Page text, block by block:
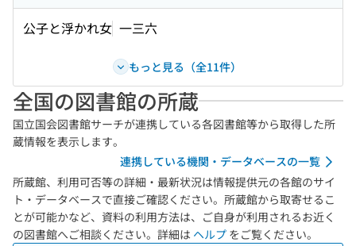
公子と浮かれ女 一三六
もっと見る（全11件）
全国の図書館の所蔵
国立国会図書館サーチが連携している各図書館等から取得した所
蔵情報を表示します。
連携している機関・データベースの一覧
所蔵館、利用可否等の詳細・最新状況は情報提供元の各館のサイ
ト・データベースで直接ご確認ください。所蔵館から取寄せるこ
とが可能かなど、資料の利用方法は、ご自身が利用されるお近く
の図書館へご相談ください。詳細は ヘルプ をご覧ください。